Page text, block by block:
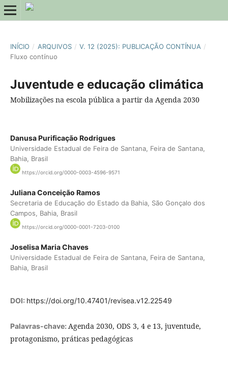
INÍCIO / ARQUIVOS / V. 12 (2025): PUBLICAÇÃO CONTÍNUA /
Fluxo contínuo
Juventude e educação climática
Mobilizações na escola pública a partir da Agenda 2030
Danusa Purificação Rodrigues
Universidade Estadual de Feira de Santana, Feira de Santana,
Bahia, Brasil
https://orcid.org/0000-0003-4596-9571
Juliana Conceição Ramos
Secretaria de Educação do Estado da Bahia, São Gonçalo dos
Campos, Bahia, Brasil
https://orcid.org/0000-0001-7203-0100
Joselisa Maria Chaves
Universidade Estadual de Feira de Santana, Feira de Santana,
Bahia, Brasil
DOI: https://doi.org/10.47401/revisea.v12.22549
Palavras-chave: Agenda 2030, ODS 3, 4 e 13, juventude,
protagonismo, práticas pedagógicas